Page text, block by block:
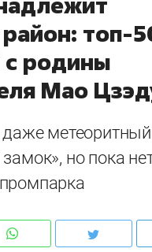
топ-
с родины
Мао
даже
но пока